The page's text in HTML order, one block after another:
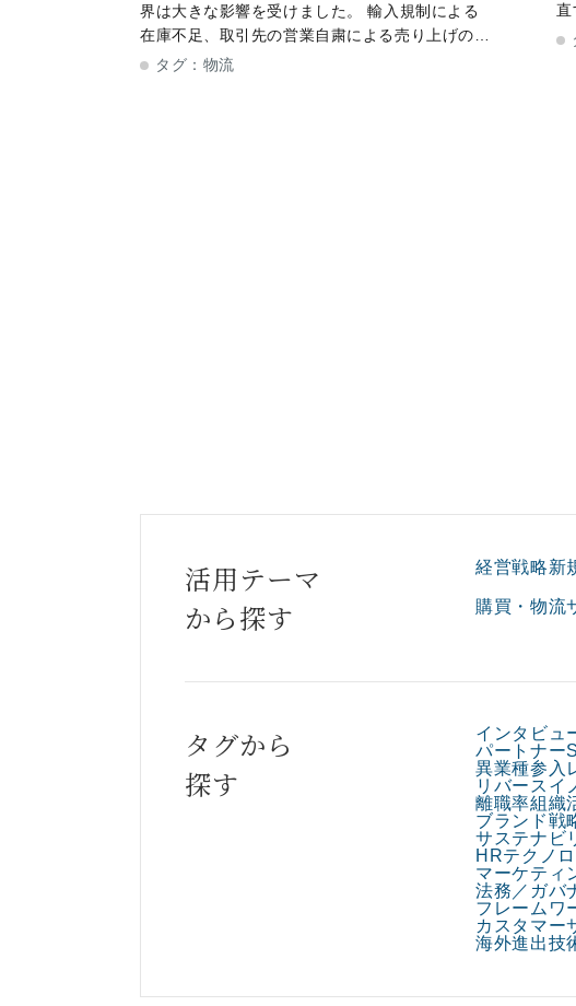
界は大きな影響を受けました。 輸入規制による
在庫不足、取引先の営業自粛による売り上げの低
迷など、特にBtoB向けのビジネスを展開してい
タグ： 物流
直
し
活用テーマ
から探す
経営戦略新
購買・物流
タグから
探す
インタビュ
パートナー
異業種参入
リバースイ
離職率組織
ブランド戦
サステナビ
HRテクノ
マーケティ
法務／ガバ
フレームワ
カスタマー
海外進出技